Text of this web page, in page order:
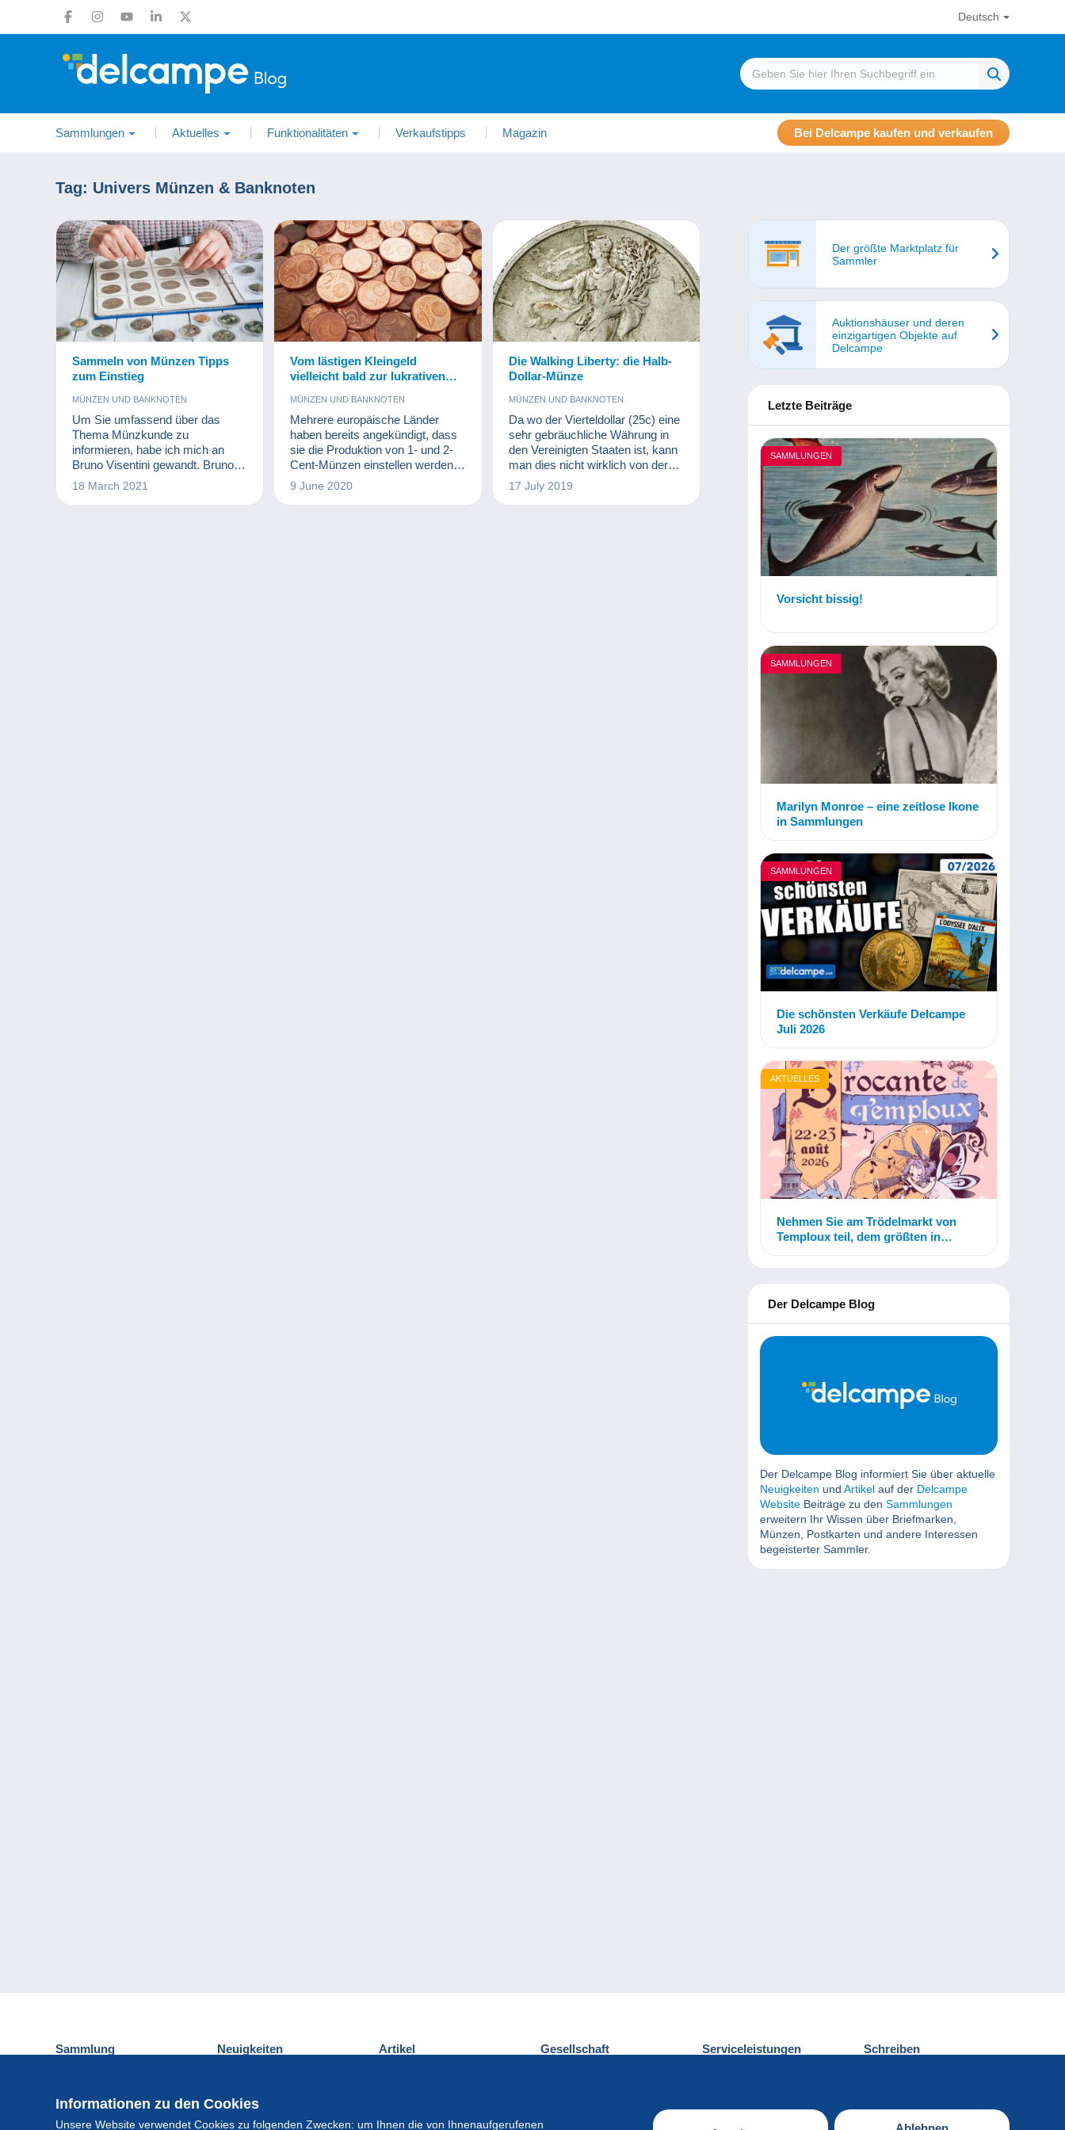
Deutsch
Sammlungen Aktuelles Funktionalitäten Verkaufstipps Magazin Bei Delcampe kaufen und verkaufen
Tag: Univers Münzen & Banknoten
Sammeln von Münzen Tipps
zum Einstieg
MÜNZEN UND BANKNOTEN
Um Sie umfassend über das
Thema Münzkunde zu
informieren, habe ich mich an
Bruno Visentini gewandt. Bruno
ist der Präsident der Fédération
18 March 2021
Vom lästigen Kleingeld
vielleicht bald zur lukrativen
MÜNZEN UND BANKNOTEN
Mehrere europäische Länder
haben bereits angekündigt, dass
sie die Produktion von 1- und 2-
Cent-Münzen einstellen werden.
In einigen Staaten, darunter Irland
9 June 2020
Die Walking Liberty: die Halb-
Dollar-Münze
MÜNZEN UND BANKNOTEN
Da wo der Vierteldollar (25c) eine
sehr gebräuchliche Währung in
den Vereinigten Staaten ist, kann
man dies nicht wirklich von der
50c-Münze behaupten.
17 July 2019
Der größte Marktplatz für
Sammler
Auktionshäuser und deren
einzigartigen Objekte auf
Delcampe
Letzte Beiträge
SAMMLUNGEN
Vorsicht bissig!
SAMMLUNGEN
Marilyn Monroe – eine zeitlose Ikone
in Sammlungen
SAMMLUNGEN
Die schönsten Verkäufe Delcampe
Juli 2026
AKTUELLES
Nehmen Sie am Trödelmarkt von
Temploux teil, dem größten in
Der Delcampe Blog
Der Delcampe Blog informiert Sie über aktuelle
Neuigkeiten und Artikel auf der Delcampe
Website Beiträge zu den Sammlungen
erweitern Ihr Wissen über Briefmarken,
Münzen, Postkarten und andere Interessen
begeisterter Sammler.
Informationen zu den Cookies
Unsere Website verwendet Cookies zu folgenden Zwecken: um Ihnen die von Ihnenaufgerufenen
Sammlung
Münzen und Banknoten
Neuigkeiten Artikel Gesellschaft Serviceleistungen Schreiben